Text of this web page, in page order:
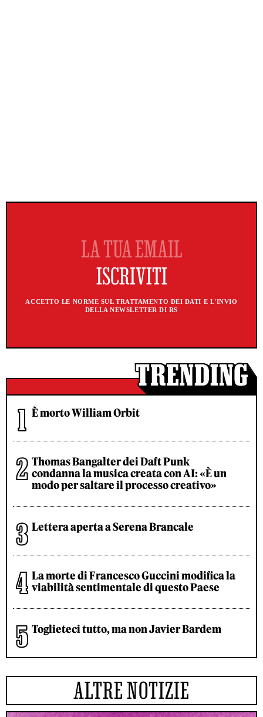
ACCETTO LE NORME SUL TRATTAMENTO DEI DATI E L'INVIO
DELLA NEWSLETTER DI RS
È morto William Orbit
Thomas Bangalter dei Daft Punk
condanna la musica creata con AI: «È un
modo per saltare il processo creativo»
Lettera aperta a Serena Brancale
La morte di Francesco Guccini modifica la
viabilità sentimentale di questo Paese
Toglieteci tutto, ma non Javier Bardem
ALTRE NOTIZIE